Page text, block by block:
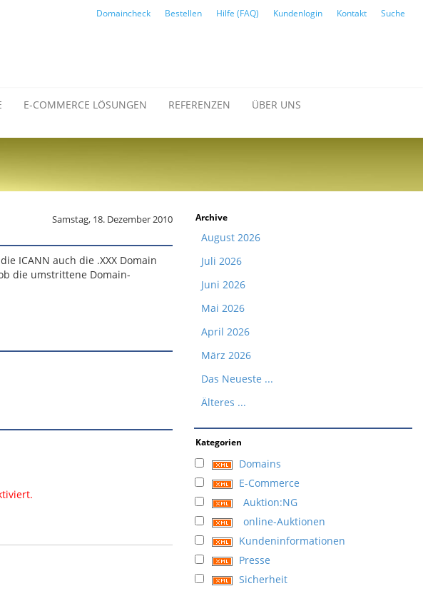
Domaincheck Bestellen Hilfe (FAQ) Kundenlogin Kontakt Suche
E-COMMERCE LÖSUNGEN REFERENZEN ÜBER UNS
Samstag, 18. Dezember 2010
ICANN auch die .XXX Domain
die umstrittene Domain-
Archive
August 2026
Juli 2026
Juni 2026
Mai 2026
April 2026
März 2026
Das Neueste ...
Älteres ...
Kategorien
Domains
E-Commerce
Auktion:NG
online-Auktionen
Kundeninformationen
Presse
Sicherheit